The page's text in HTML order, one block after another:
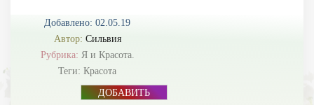
Добавлено: 02.05.19
Автор: Сильвия
Рубрика: Я и Красота.
Теги: Красота
ДОБАВИТЬ